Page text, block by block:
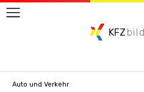
KFZ
Auto und Verkehr